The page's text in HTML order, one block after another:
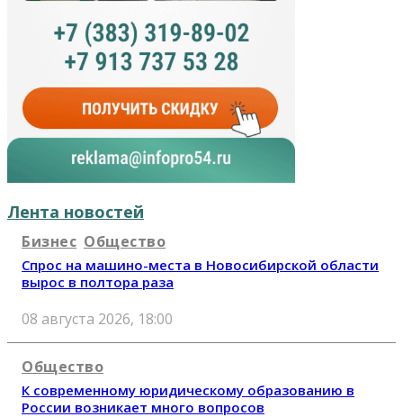
Лента новостей
Бизнес Общество
Спрос на машино-места в Новосибирской области
вырос в полтора раза
08 августа 2026, 18:00
Общество
К современному юридическому образованию в
России возникает много вопросов